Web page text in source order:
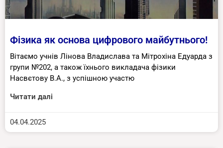
Фізика як основа цифрового майбутнього!
Вітаємо учнів Лінова Владислава та Мітрохіна Едуарда з
групи №202, а також їхнього викладача фізики
Насвєтову В.А., з успішною участю
Читати далі
04.04.2025